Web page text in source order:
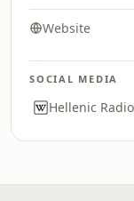
Website
SOCIAL MEDIA
Hellenic